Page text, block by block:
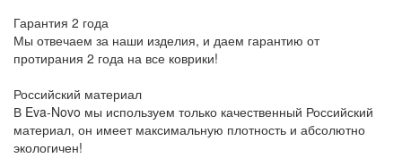
Гарантия 2 года
Мы отвечаем за наши изделия, и даем гарантию от
протирания 2 года на все коврики!
Российский материал
В Eva-Novo мы используем только качественный Российский
материал, он имеет максимальную плотность и абсолютно
экологичен!